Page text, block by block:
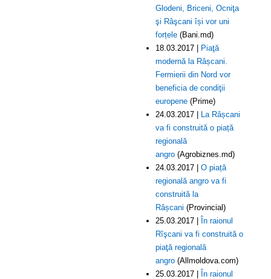
Glodeni, Briceni, Ocniţa
şi Râşcani își vor uni
forțele(Bani.md)
18.03.2017 |
Piaţă
modernă la Râșcani.
Fermierii din Nord vor
beneficia de condiţii
europene(Prime)
24.03.2017 |
La Râșcani
va fi construită o piață
regională
angro(Agrobiznes.md)
24.03.2017 | O piață
regională angro va fi
construită la
Râșcani (Provincial)
25.03.2017 |
În raionul
Rîşcani va fi construită o
piaţă regională
angro(Allmoldova.com)
25.03.2017 |
În raionul